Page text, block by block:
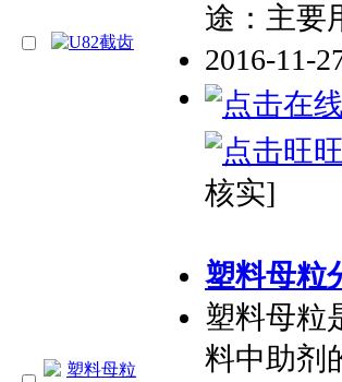
途：主要
2016-11-
核实]
塑料母粒
塑料母粒
料中助剂